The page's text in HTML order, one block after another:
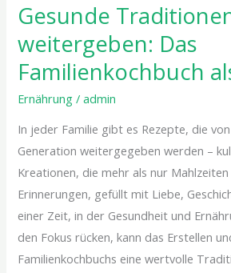
Gesunde
weitergeben: Das
Familienkochbuch
Ernährung /admin
In jeder Familie gibt es Rezepte, die
Generation weitergegeben werden –
Kreationen, die mehr als nur Mahlzeiten
Erinnerungen, gefüllt mit Liebe,
einer Zeit, in der Gesundheit und
den Fokus rücken, kann das Erstellen
Familienkochbuchs eine wertvolle